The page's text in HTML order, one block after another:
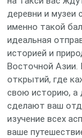
деревни и музеи
именно такой
идеальная
историей и
Восточной Азии.
открытий, где
свою историю, а
сделают ваш
изучение всех
ваше